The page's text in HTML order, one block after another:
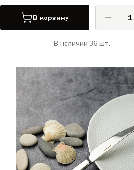
В корзину
В наличии 36 шт.